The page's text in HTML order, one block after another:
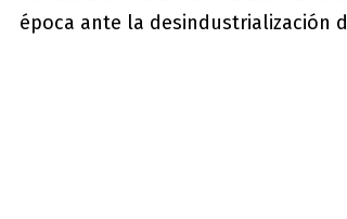
época ante la desindustrialización